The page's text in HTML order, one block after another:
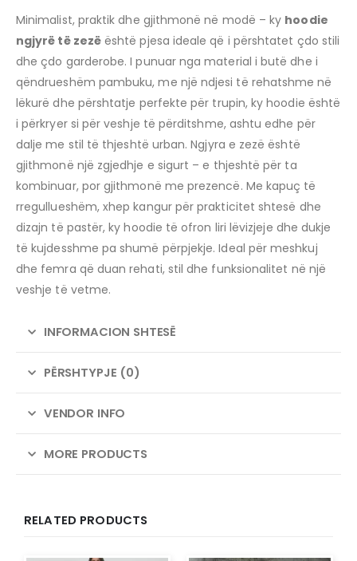
Minimalist, praktik dhe gjithmonë në modë – ky hoodie
ngjyrë të zezëështë pjesa ideale që i përshtatet çdo stili
dhe çdo garderobe. I punuar nga material i butë dhe i
qëndrueshëm pambuku, me një ndjesi të rehatshme në
lëkurë dhe përshtatje perfekte për trupin, ky hoodie është
i përkryer si për veshje të përditshme, ashtu edhe për
dalje me stil të thjeshtë urban. Ngjyra e zezë është
gjithmonë një zgjedhje e sigurt – e thjeshtë për ta
kombinuar, por gjithmonë me prezencë. Me kapuç të
rregullueshëm, xhep kangur për prakticitet shtesë dhe
dizajn të pastër, ky hoodie të ofron liri lëvizjeje dhe dukje
të kujdesshme pa shumë përpjekje. Ideal për meshkuj
dhe femra që duan rehati, stil dhe funksionalitet në një
veshje të vetme.
INFORMACION SHTESË
PËRSHTYPJE (0)
VENDOR INFO
MORE PRODUCTS
RELATED PRODUCTS